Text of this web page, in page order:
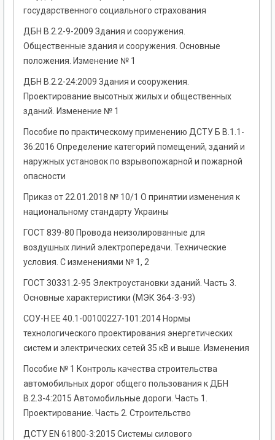
государственного социального страхования
ДБН В.2.2-9-2009 Здания и сооружения.
Общественные здания и сооружения. Основные
положения. Изменение № 1
ДБН В.2.2-24:2009 Здания и сооружения.
Проектирование высотных жилых и общественных
зданий. Изменение № 1
Пособие по практическому применению ДСТУ Б В.1.1-
36:2016 Определение категорий помещений, зданий и
наружных установок по взрывопожарной и пожарной
опасности
Приказ от 22.01.2018 № 10/1 О принятии изменения к
национальному стандарту Украины
ГОСТ 839-80 Провода неизолированные для
воздушных линий электропередачи. Технические
условия. С изменениями № 1, 2
ГОСТ 30331.2-95 Электроустановки зданий. Часть 3.
Основные характеристики (МЭК 364-3-93)
СОУ-Н ЕЕ 40.1-00100227-101:2014 Нормы
технологического проектирования энергетических
систем и электрических сетей 35 кВ и выше. Изменения
Пособие № 1 Контроль качества строительства
автомобильных дорог общего пользования к ДБН
В.2.3-4:2015 Автомобильные дороги. Часть 1.
Проектирование. Часть 2. Строительство
ДСТУ EN 61800-3:2015 Системы силового